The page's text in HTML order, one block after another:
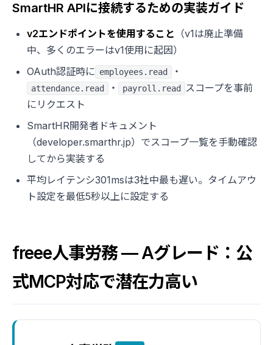
SmartHR APIに接続するための実装ガイド
v2エンドポイントを使用すること （v1は廃止準備
中、多くのエラーはv1使用に起因）
OAuth認証時に employees.read ・
attendance.read ・ payroll.read
スコープを事前
にリクエスト
SmartHR開発者ドキュメント
（developer.smarthr.jp）でスコープ一覧を手動確認
してから実装する
平均レイテンシ301msは3社中最も遅い。タイムアウ
ト設定を最低5秒以上に設定する
freee人事労務 — Aグレード：公
式MCP対応で潜在力高い